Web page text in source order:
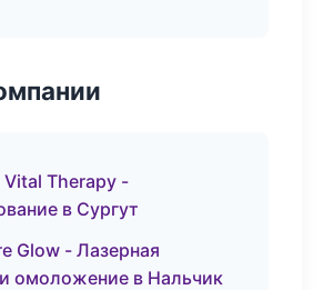
Therapy -
в Сургут
Glow - Лазерная
омоложение в Нальчик